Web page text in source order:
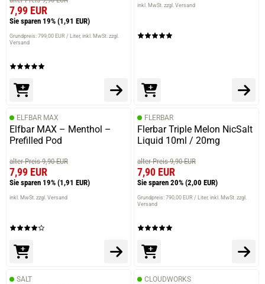
7,99 EUR
Sie sparen 19% (1,91 EUR)
Grundpreis: 799,00 EUR / Liter inkl. MwSt. zzgl.
Versand
inkl. MwSt. zzgl. Versand
ELFBAR MAX
Elfbar MAX – Menthol –
Prefilled Pod
alter Preis 9,90 EUR
7,99 EUR
Sie sparen 19% (1,91 EUR)
inkl. MwSt. zzgl. Versand
FLERBAR
Flerbar Triple Melon NicSalt
Liquid 10ml / 20mg
alter Preis 9,90 EUR
7,90 EUR
Sie sparen 20% (2,00 EUR)
Grundpreis: 790,00 EUR / Liter inkl. MwSt. zzgl.
Versand
SALT CLOUDWORKS